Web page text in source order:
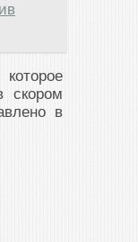
скором
в